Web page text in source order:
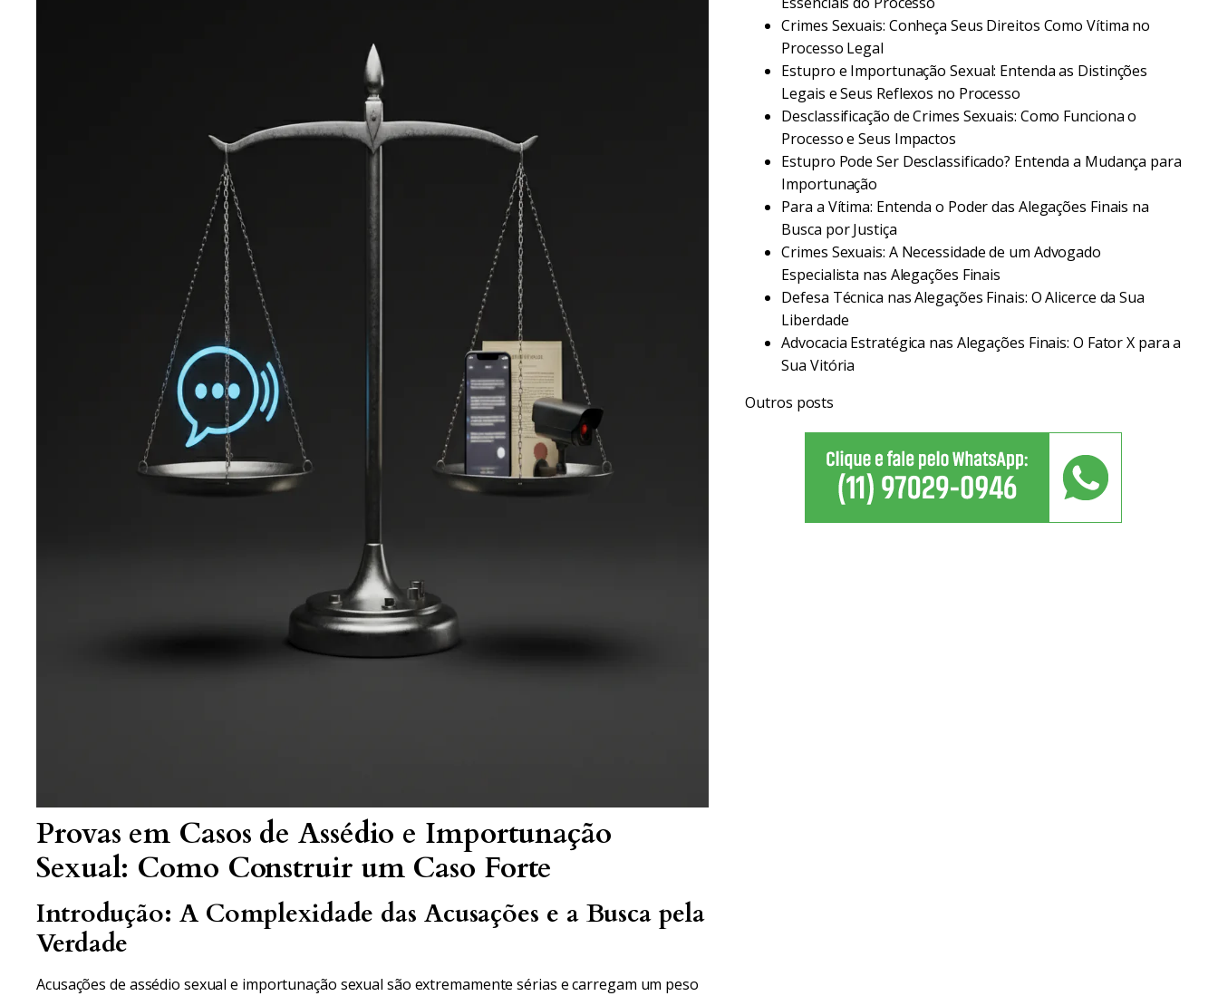
Provas em Casos de Assédio e Importunação
Sexual: Como Construir um Caso Forte
Introdução: A Complexidade das Acusações e a Busca pela
Verdade
Acusações de assédio sexual e importunação sexual são extremamente sérias e carregam um peso
Crimes Sexuais: Conheça Seus Direitos Como Vítima no
Processo Legal
Estupro e Importunação Sexual: Entenda as Distinções
Legais e Seus Reflexos no Processo
Desclassificação de Crimes Sexuais: Como Funciona o
Processo e Seus Impactos
Estupro Pode Ser Desclassificado? Entenda a Mudança para
Importunação
Para a Vítima: Entenda o Poder das Alegações Finais na
Busca por Justiça
Crimes Sexuais: A Necessidade de um Advogado
Especialista nas Alegações Finais
Defesa Técnica nas Alegações Finais: O Alicerce da Sua
Liberdade
Advocacia Estratégica nas Alegações Finais: O Fator X para a
Sua Vitória
Outros posts